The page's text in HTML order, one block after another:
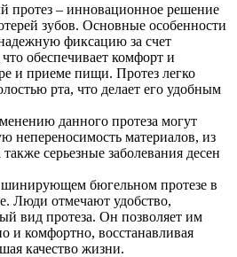
– инновационное решение
зубов. Основные особенности
фиксацию за счет
обеспечивает комфорт и
и приеме пищи. Протез легко
рта, что делает его удобным
данного протеза могут
непереносимость материалов, из
серьезные заболевания десен
бюгельном протезе в
Люди отмечают удобство,
вид протеза. Он позволяет им
и комфортно, восстанавливая
качество жизни.